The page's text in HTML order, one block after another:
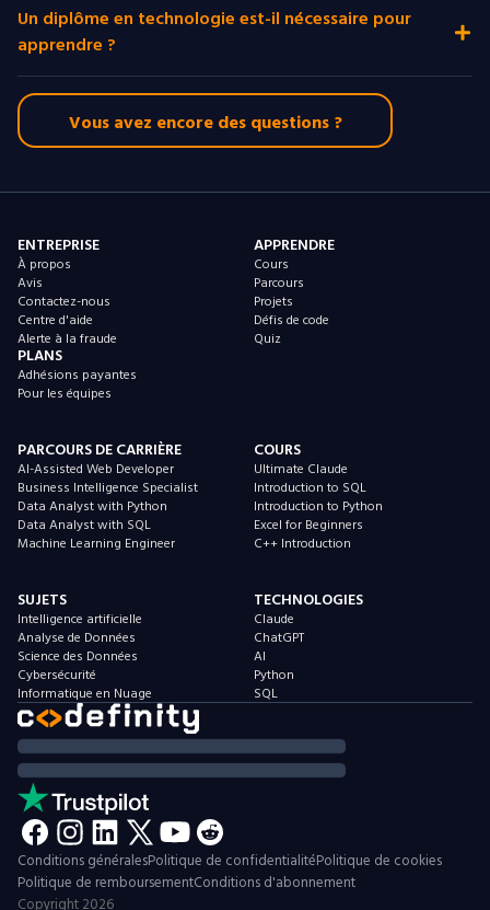
Un diplôme en technologie est-il nécessaire pour
apprendre ?
Vous avez encore des questions ?
ENTREPRISE
À propos
Avis
Contactez-nous
Centre d'aide
Alerte à la fraude
PLANS
Adhésions payantes
Pour les équipes
APPRENDRE
Cours
Parcours
Projets
Défis de code
Quiz
PARCOURS DE CARRIÈRE
AI-Assisted Web Developer
Business Intelligence Specialist
Data Analyst with Python
Data Analyst with SQL
Machine Learning Engineer
COURS
Ultimate Claude
Introduction to SQL
Introduction to Python
Excel for Beginners
C++ Introduction
SUJETS
Intelligence artificielle
Analyse de Données
Science des Données
Cybersécurité
Informatique en Nuage
TECHNOLOGIES
Claude
ChatGPT
AI
Python
SQL
Conditions généralesPolitique de confidentialitéPolitique de cookies
Politique de remboursementConditions d'abonnement
Copyright2026